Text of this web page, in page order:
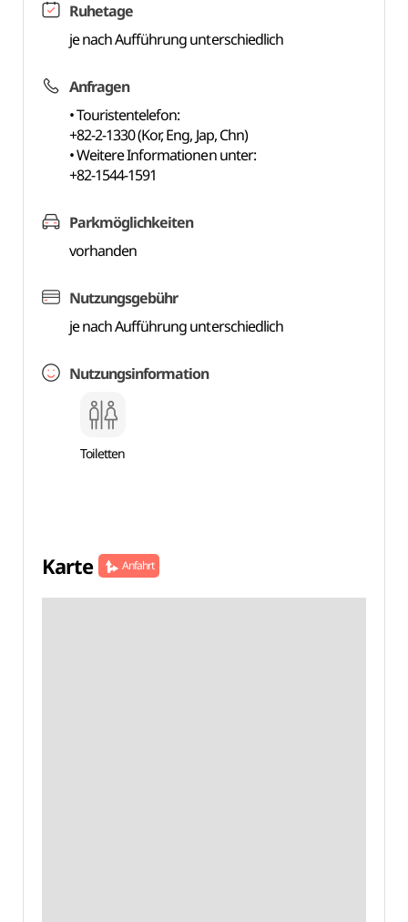
Ruhetage
je nach Aufführung unterschiedlich
Anfragen
• Touristentelefon:
+82-2-1330 (Kor, Eng, Jap, Chn)
• Weitere Informationen unter:
+82-1544-1591
Parkmöglichkeiten
vorhanden
Nutzungsgebühr
je nach Aufführung unterschiedlich
Nutzungsinformation
Toiletten
Karte Anfahrt